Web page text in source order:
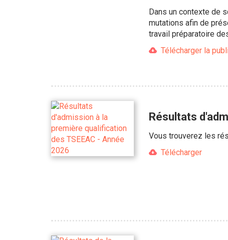
Dans un contexte de
mutations afin de
travail préparatoire
Télécharger la
Résultats
Vous trouverez les
Télécharger